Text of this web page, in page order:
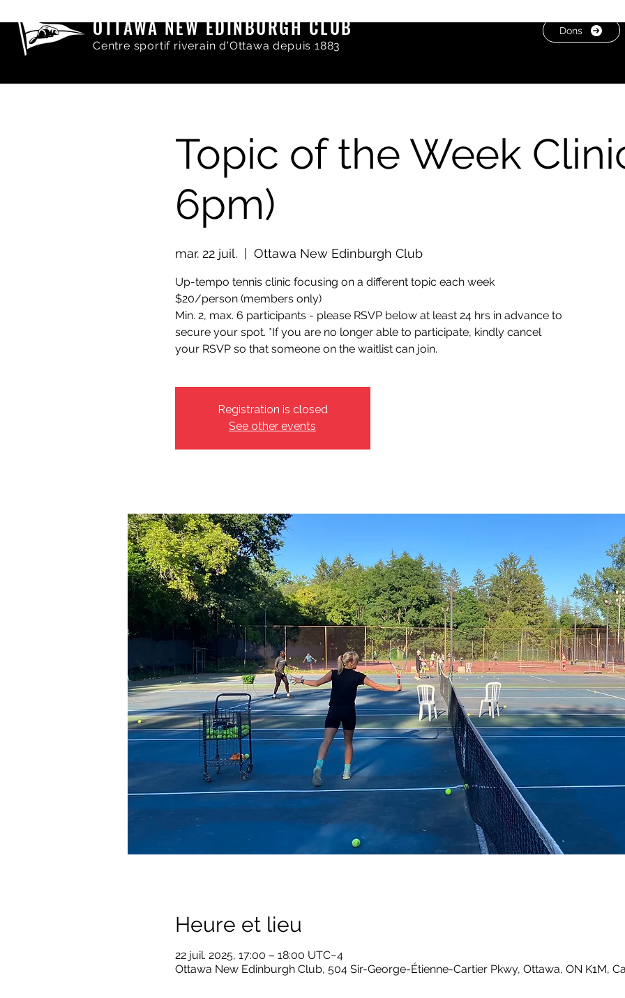
OTTAWA NEW EDINBURGH CLUB
Centre sportif riverain d'Ottawa depuis 1883
Dons
Topic of the Week
6pm)
mar. 22 juil.
  |
Ottawa New Edinburgh Club
Up-tempo tennis clinic focusing on a different topic each week
$20/person (members only)
Min. 2, max. 6 participants - please RSVP below at least 24 hrs in advance to
secure your spot. *If you are no longer able to participate, kindly cancel
your RSVP so that someone on the waitlist can join.
Registration is closed
See other events
Heure et lieu
22 juil. 2025, 17:00 – 18:00 UTC−4
Ottawa New Edinburgh Club, 504 Sir-George-Étienne-Cartier Pkwy, Ottawa, ON K1M,